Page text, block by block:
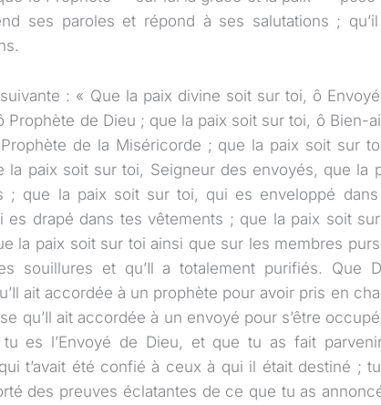
ses paroles et répond à ses salutations ;
: « Que la paix divine soit sur toi, ô
Prophète de Dieu ; que la paix soit sur toi, ô Bien-
de la Miséricorde ; que la paix soit sur
la paix soit sur toi, Seigneur des envoyés, que la
; que la paix soit sur toi, qui es enveloppé
es drapé dans tes vêtements ; que la paix soit
la paix soit sur toi ainsi que sur les membres
souillures et qu’Il a totalement purifiés. Que
ait accordée à un prophète pour avoir pris en
qu’Il ait accordée à un envoyé pour s’être
es l’Envoyé de Dieu, et que tu as fait
t’avait été confié à ceux à qui il était destiné ;
des preuves éclatantes de ce que tu as